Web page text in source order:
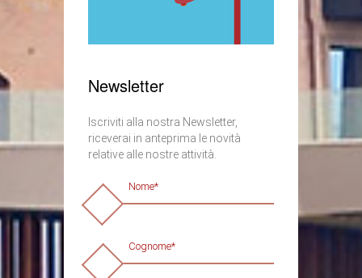
Newsletter
Iscriviti alla nostra Newsletter,
riceverai in anteprima le novità
relative alle nostre attività.